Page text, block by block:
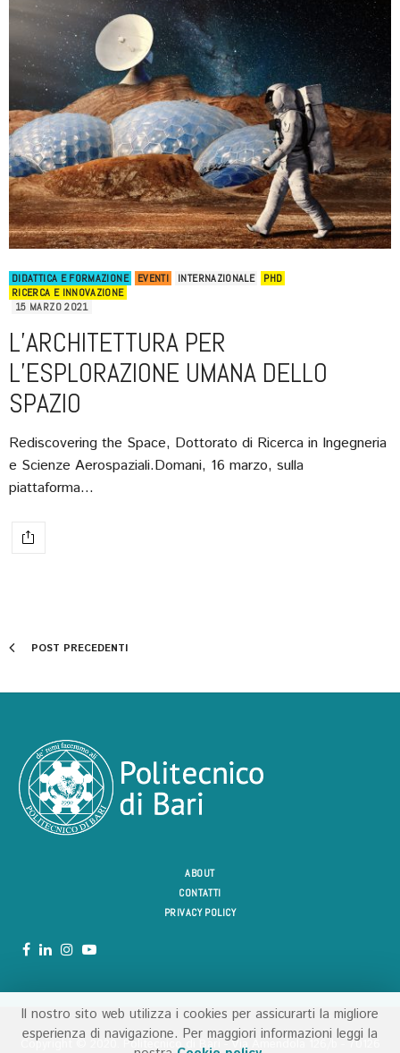
DIDATTICA E FORMAZIONE EVENTI INTERNAZIONALE
PHD
RICERCA E INNOVAZIONE
15 MARZO 2021
L’ARCHITETTURA PER
L’ESPLORAZIONE UMANA DELLO
SPAZIO
Rediscovering the Space, Dottorato di Ricerca in Ingegneria
e Scienze Aerospaziali.Domani, 16 marzo, sulla
piattaforma…
POST PRECEDENTI
ABOUT
CONTATTI
PRIVACY POLICY
Copyright ©️ 2020. Politecnico di Bari - Via Amendola 126/b - 70126
Il nostro sito web utilizza i cookies per assicurarti la migliore
esperienza di navigazione. Per maggiori informazioni leggi la